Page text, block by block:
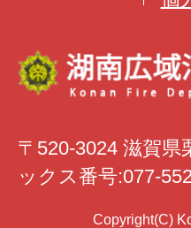
〒520-3024 滋賀県
ックス番号:077-
Copyright(C)